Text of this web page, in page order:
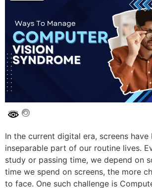
In the current digital era, screens have
inseparable part of our routine lives.
study or passing time, we depend on
time we spend on screens, the more
to face. One such challenge is